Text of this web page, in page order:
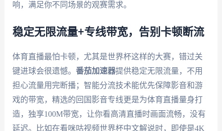
响，满足你不同场景的观赛需求。
稳定无限流量+专线带宽，告别卡顿断流
体育直播最怕卡顿，尤其是世界杯这样的大赛，错过关
键进球会很遗憾。 番茄加速器提供稳定无限流量，不用
担心流量用完断播；智能分流技术能优先保障影音和游
戏的带宽，精选的回国影音专线更是为体育直播量身打
造，独享100M带宽，让你看高清直播时画面流畅，没有
延迟。比如在看咪咕视频世界杯中文解说时，即使是4K